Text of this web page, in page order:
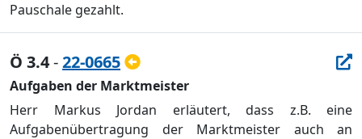
Pauschale gezahlt.
Ö 3.4-22-0665
Aufgaben der Marktmeister
Herr Markus Jordan erläutert, dass z.B. eine
Aufgabenübertragung der Marktmeister auch an